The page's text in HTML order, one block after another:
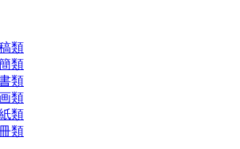
類
類
類
類
類
類